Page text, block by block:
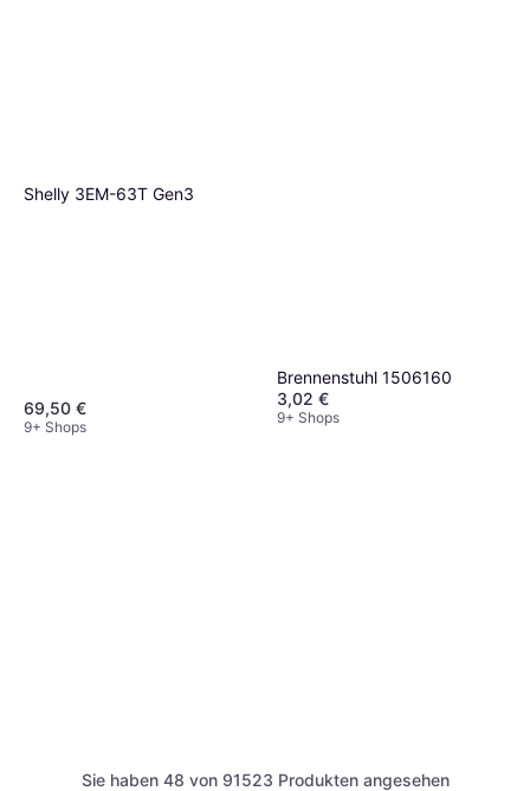
Shelly 3EM-63T Gen3
69,50 €
9+ Shops
Brennenstuhl 1506160
3,02 €
9+ Shops
Sie haben 48 von 91523 Produkten angesehen